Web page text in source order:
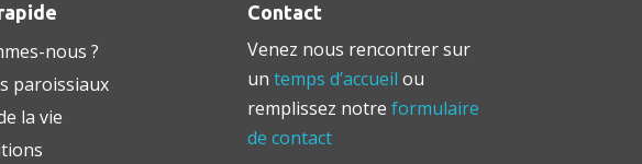
nous ?
paroissiaux
la vie
Contact
Venez nous rencontrer sur
untemps d’accueil ou
remplissez notreformulaire
de contact